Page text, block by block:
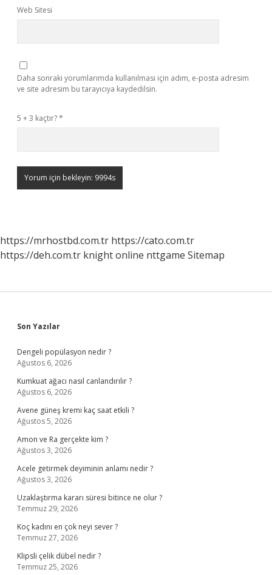
Web Sitesi
Daha sonraki yorumlarımda kullanılması için adım, e-posta adresim
ve site adresim bu tarayıcıya kaydedilsin.
5 + 3 kaçtır?*
https://mrhostbd.com.tr https://cato.com.tr
https://deh.com.tr knight online nttgame Sitemap
Sidebar
Son Yazılar
Dengeli popülasyon nedir ?
Ağustos 6, 2026
Kumkuat ağacı nasıl canlandırılır ?
Ağustos 6, 2026
Avene güneş kremi kaç saat etkili ?
Ağustos 5, 2026
Amon ve Ra gerçekte kim ?
Ağustos 3, 2026
Acele getirmek deyiminin anlamı nedir ?
Ağustos 3, 2026
Uzaklaştırma kararı süresi bitince ne olur ?
Temmuz 29, 2026
Koç kadını en çok neyi sever ?
Temmuz 27, 2026
Klipsli çelik dübel nedir ?
Temmuz 25, 2026